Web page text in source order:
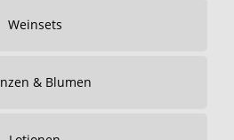
Weinsets
& Blumen